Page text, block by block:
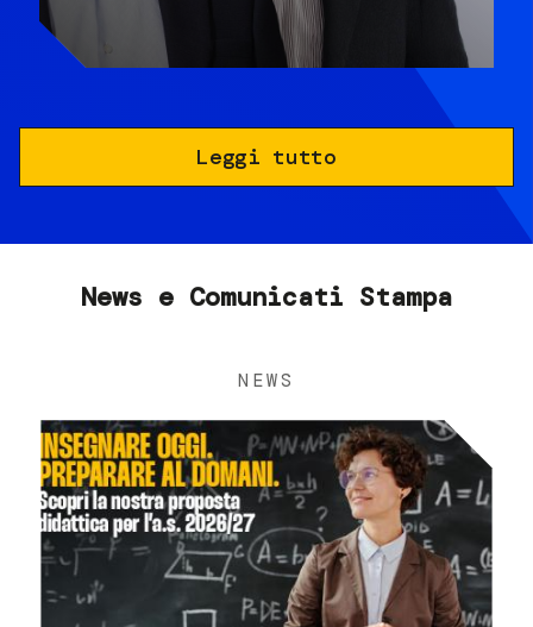
Leggi tutto
News e Comunicati Stampa
NEWS